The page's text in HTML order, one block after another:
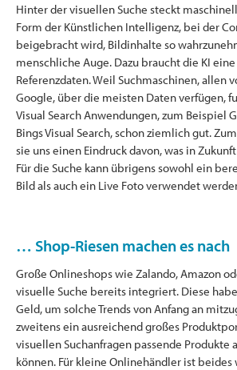
Hinter der visuellen Suche steckt
Form der Künstlichen Intelligenz, bei der
beigebracht wird, Bildinhalte so
menschliche Auge. Dazu braucht die KI
Referenzdaten. Weil Suchmaschinen, allen
Google, über die meisten Daten verfügen,
Visual Search Anwendungen, zum Beispiel
Bings Visual Search, schon ziemlich gut.
sie uns einen Eindruck davon, was in
Für die Suche kann übrigens sowohl ein
Bild als auch ein Live Foto verwendet
… Shop-Riesen machen es nach
Große Onlineshops wie Zalando, Amazon
visuelle Suche bereits integriert. Diese
Geld, um solche Trends von Anfang an
zweitens ein ausreichend großes
visuellen Suchanfragen passende Produkte
können. Für kleine Onlinehändler ist